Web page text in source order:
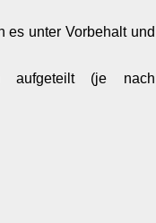
es unter Vorbehalt und
aufgeteilt (je nach